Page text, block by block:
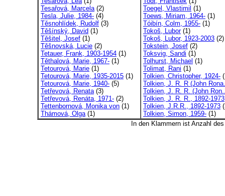
Tesařová, Marcela(2)
Tesla, Julie, 1984- (4)
Těsnohlídek, Rudolf (3)
Těšínský, David (1)
Těšitel, Josef (1)
Těšnovská, Lucie (2)
Tetauer, Frank, 1903-1954 (1)
Těthalová, Marie, 1967- (1)
Tetourová, Marie (1)
Tetourová, Marie, 1935-2015 (1)
Tetourová, Marie, 1940- (5)
Tetřevová, Renata(3)
Tetřevová, Renáta, 1971- (2)
Tettenbornová, Monika von (1)
Thámová, Olga(1)
Toegel, Vlastimil (1)
Toews, Miriam, 1964- (1)
Tóibín, Colm, 1955- (1)
Tokoš, Lubor(1)
Tokoš, Lubor, 1923-2003 (2)
Tokstein, Josef (2)
Toksvig, Sandi (1)
Tolhurst, Michael (1)
Tolimat, Rani (1)
Tolkien, Christopher, 1924-
Tolkien, J. R. R (John
Tolkien, J. R. R. (John
Tolkien, J. R. R., 1892-1973
Tolkien, J.R.R., 1892-1973
Tolkien, Simon, 1959- (1)
In den Klammern ist Anzahl